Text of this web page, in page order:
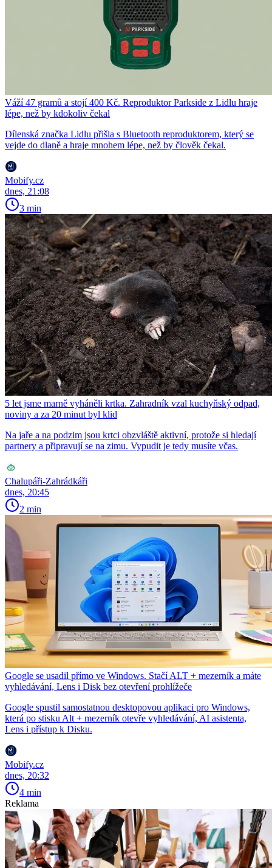
Váží 47 gramů a stojí 400 Kč. Reproduktor Parkside z Lidlu hraje
lépe, než by kdokoliv čekal
Dílenská značka Lidlu přišla s Bluetooth reproduktorem, který se
vejde do dlaně a hraje mnohem lépe, než by člověk čekal.
Mobify.cz
dnes, 21:08
3 min
5 let jsme marně vyháněli krtka. Zahradník vzal kuchyňský odpad,
noviny a za 20 minut byl klid
Na jaře a na podzim jsou krtci obzvláště aktivní, protože si hledají
partnery a připravují se na zimu. Vypudit je tedy musíte včas.
Chalupáři-Zahrádkáři
dnes, 20:45
2 min
Google se usadil přímo ve Windows. Stačí ALT + mezerník a máte
vyhledávání, Lens i Disk bez otevření prohlížeče
Google spustil samostatnou desktopovou aplikaci pro Windows,
která po stisku Alt + mezerník otevře vyhledávání, AI asistenta,
Lens i přístup k Disku.
Mobify.cz
dnes, 20:32
4 min
Reklama